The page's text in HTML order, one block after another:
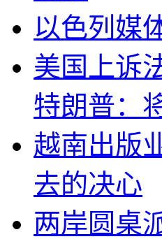
以色列媒
美国上诉
特朗普：
越南出版
去的决心
两岸圆桌